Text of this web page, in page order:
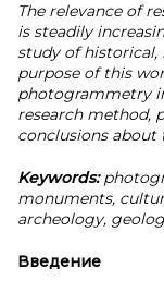
The relevance of
is steadily
study of historical,
purpose of this
photogrammetry
research method,
conclusions about
Keywords:
monuments,
archeology,
Введение